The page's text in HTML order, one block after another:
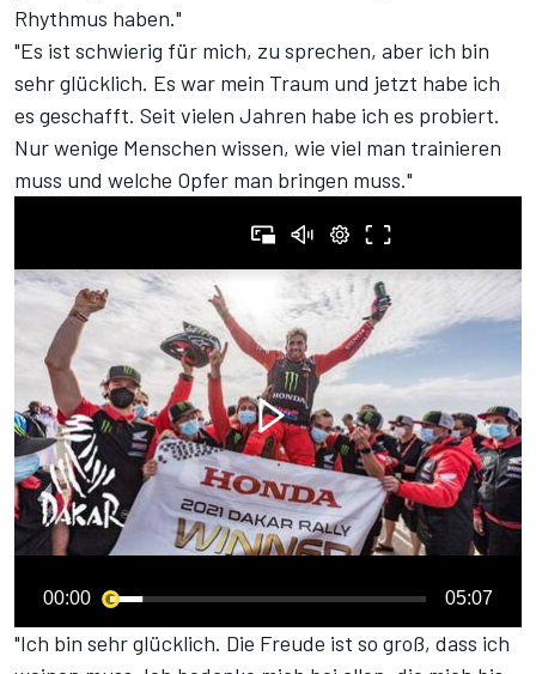
Rhythmus haben."
"Es ist schwierig für mich, zu sprechen, aber ich bin
sehr glücklich. Es war mein Traum und jetzt habe ich
es geschafft. Seit vielen Jahren habe ich es probiert.
Nur wenige Menschen wissen, wie viel man trainieren
muss und welche Opfer man bringen muss."
00:00 05:07
"Ich bin sehr glücklich. Die Freude ist so groß, dass ich